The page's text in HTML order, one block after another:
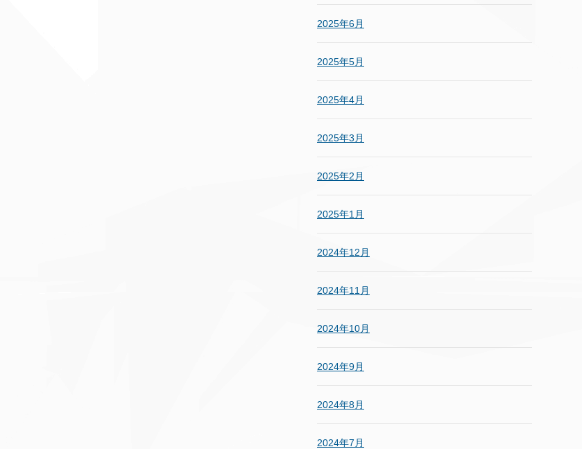
2025年6月
2025年5月
2025年4月
2025年3月
2025年2月
2025年1月
2024年12月
2024年11月
2024年10月
2024年9月
2024年8月
2024年7月